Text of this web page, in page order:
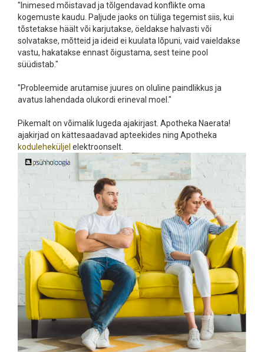
"Inimesed mõistavad ja tõlgendavad konflikte oma
kogemuste kaudu. Paljude jaoks on tüliga tegemist siis, kui
tõstetakse häält või karjutakse, öeldakse halvasti või
solvatakse, mõtteid ja ideid ei kuulata lõpuni, vaid vaieldakse
vastu, hakatakse ennast õigustama, sest teine pool
süüdistab."
"Probleemide arutamise juures on oluline paindlikkus ja
avatus lahendada olukordi erineval moel."
Pikemalt on võimalik lugeda ajakirjast. Apotheka Naerata!
ajakirjad on kättesaadavad apteekides ning Apotheka
koduleheküljel elektroonselt.